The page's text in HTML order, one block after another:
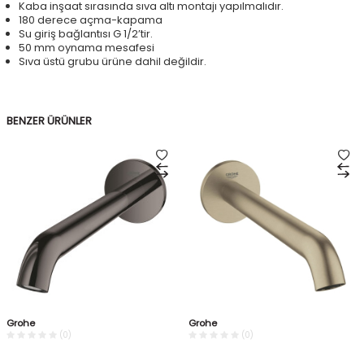
Kaba inşaat sırasında sıva altı montajı yapılmalıdır.
180 derece açma-kapama
Su giriş bağlantısı G 1/2’tir.
50 mm oynama mesafesi
Sıva üstü grubu ürüne dahil değildir.
BENZER ÜRÜNLER
Grohe
(0)
Grohe
(0)